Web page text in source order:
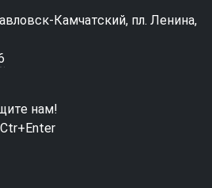
Камчатский, пл. Ленина,
нам!